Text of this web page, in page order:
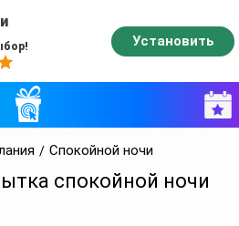
Спокойной ночи
спокойной ночи
Установить